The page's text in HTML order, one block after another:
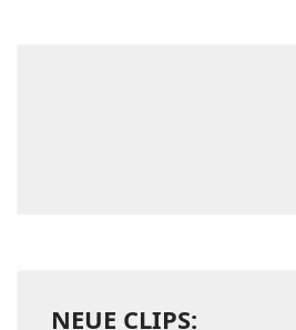
NEUE CLIPS: